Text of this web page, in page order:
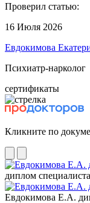
Проверил статью:
16 Июля 2026
Евдокимова
Психиатр-нарколог
сертификаты
Кликните по
диплом специалиста
Евдокимова Е.А.